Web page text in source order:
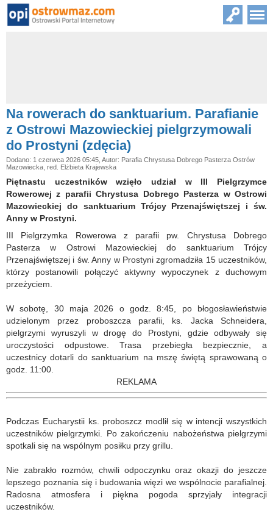
Na rowerach do sanktuarium. Parafianie
z Ostrowi Mazowieckiej pielgrzymowali
do Prostyni (zdęcia)
Dodano: 1 czerwca 2026 05:45, Autor: Parafia Chrystusa Dobrego Pasterza Ostrów
Mazowiecka, red. Elżbieta Krajewska
Piętnastu uczestników wzięło udział w III Pielgrzymce
Rowerowej z parafii Chrystusa Dobrego Pasterza w Ostrowi
Mazowieckiej do sanktuarium Trójcy Przenajświętszej i św.
Anny w Prostyni.
III Pielgrzymka Rowerowa z parafii pw. Chrystusa Dobrego
Pasterza w Ostrowi Mazowieckiej do sanktuarium Trójcy
Przenajświętszej i św. Anny w Prostyni zgromadziła 15 uczestników,
którzy postanowili połączyć aktywny wypoczynek z duchowym
przeżyciem.
W sobotę, 30 maja 2026 o godz. 8:45, po błogosławieństwie
udzielonym przez proboszcza parafii, ks. Jacka Schneidera,
pielgrzymi wyruszyli w drogę do Prostyni, gdzie odbywały się
uroczystości odpustowe. Trasa przebiegła bezpiecznie, a
uczestnicy dotarli do sanktuarium na mszę świętą sprawowaną o
godz. 11:00.
REKLAMA
Podczas Eucharystii ks. proboszcz modlił się w intencji wszystkich
uczestników pielgrzymki. Po zakończeniu nabożeństwa pielgrzymi
spotkali się na wspólnym posiłku przy grillu.
Nie zabrakło rozmów, chwili odpoczynku oraz okazji do jeszcze
lepszego poznania się i budowania więzi we wspólnocie parafialnej.
Radosna atmosfera i piękna pogoda sprzyjały integracji
uczestników.